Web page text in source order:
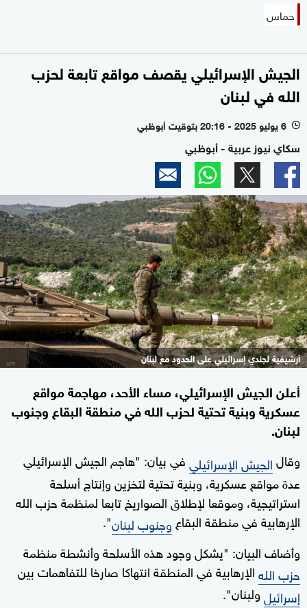
حماس
الجيش الإسرائيلي يقصف مواقع تابعة لحزب
الله في لبنان
l 6 يوليو 2025 - 20:16 بتوقيت أبوظبي
سكاي نيوز عربية - أبوظبي
أرشيفية لجندي إسرائيلي على الحدود مع لبنان
أعلن الجيش الإسرائيلي، مساء الأحد، مهاجمة مواقع
عسكرية وبنية تحتية لحزب الله في منطقة البقاع وجنوب
لبنان.
وقالالجيش الإسرائيليفي بيان: "هاجم الجيش الإسرائيلي
عدة مواقع عسكرية، وبنية تحتية لتخزين وإنتاج أسلحة
استراتيجية، وموقعا لإطلاق الصواريخ تابعا لمنظمة حزب الله
الإرهابية في منطقة البقاع وجنوب لبنان".
وأضاف البيان: "يشكل وجود هذه الأسلحة وأنشطة منظمة
حزب اللهالإرهابية في المنطقة انتهاكا صارخا للتفاهمات بين
إسرائيلولبنان".